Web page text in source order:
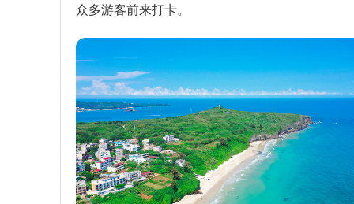
众多游客前来打卡。